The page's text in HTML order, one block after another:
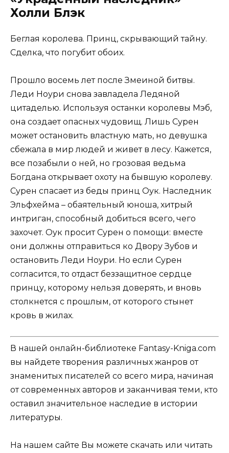
Холли Блэк
Беглая королева. Принц, скрывающий тайну.
Сделка, что погубит обоих.
Прошло восемь лет после Змеиной битвы.
Леди Ноури снова завладела Ледяной
цитаделью. Используя останки королевы Мэб,
она создает опасных чудовищ. Лишь Сурен
может остановить властную мать, но девушка
сбежала в мир людей и живет в лесу. Кажется,
все позабыли о ней, но грозовая ведьма
Богдана открывает охоту на бывшую королеву.
Сурен спасает из беды принц Оук. Наследник
Эльфхейма – обаятельный юноша, хитрый
интриган, способный добиться всего, чего
захочет. Оук просит Сурен о помощи: вместе
они должны отправиться ко Двору Зубов и
остановить Леди Ноури. Но если Сурен
согласится, то отдаст беззащитное сердце
принцу, которому нельзя доверять, и вновь
столкнется с прошлым, от которого стынет
кровь в жилах.
В нашей онлайн-библиотеке Fantasy-Kniga.com
вы найдете творения различных жанров от
знаменитых писателей со всего мира, начиная
от современных авторов и заканчивая теми, кто
оставил значительное наследие в истории
литературы.
На нашем сайте Вы можете скачать или читать